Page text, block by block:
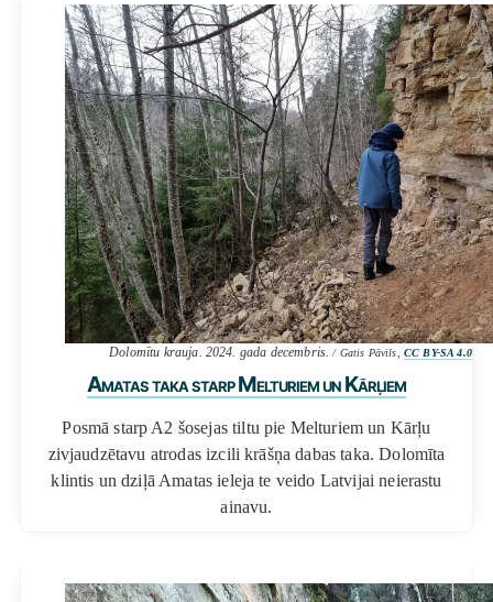
Dolomītu krauja. 2024. gada decembris./ Gatis Pāvils, CC BY-SA 4.0
Amatas taka starp Melturiem un Kārļiem
Posmā starp A2 šosejas tiltu pie Melturiem un Kārļu
zivjaudzētavu atrodas izcili krāšņa dabas taka. Dolomīta
klintis un dziļā Amatas ieleja te veido Latvijai neierastu
ainavu.